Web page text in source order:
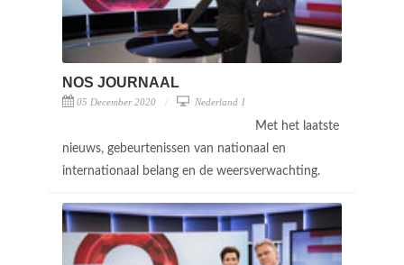
NOS JOURNAAL
05 December 2020 Nederland 1
Met het laatste
nieuws, gebeurtenissen van nationaal en
internationaal belang en de weersverwachting.